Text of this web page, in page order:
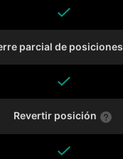
parcial de posiciones
Revertir posición